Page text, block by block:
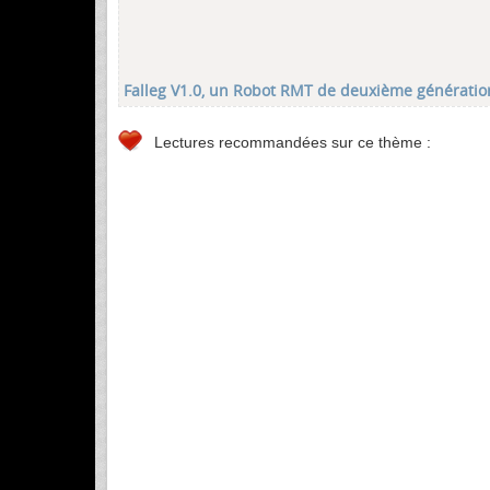
Falleg V1.0, un Robot RMT de deuxième
Lectures recommandées sur ce thème :